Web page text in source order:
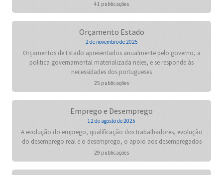
41 publicações
Orçamento Estado
2 de novembro de 2025
Orçamentos de Estado apresentados anualmente pelo governo, a
politica governamental materializada neles, e se responde às
necessidades dos portugueses
25 publicações
Emprego e Desemprego
12 de agosto de 2025
A evolução do emprego, qualificação dos trabalhadores, evolução
do desemprego real e o desemprego, o apoio aos desempregados
29 publicações